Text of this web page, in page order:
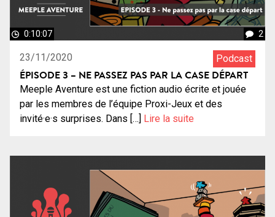
0:10:07 2
23/11/2020 Podcast
ÉPISODE 3 – NE PASSEZ PAS PAR LA CASE DÉPART
Meeple Aventure est une fiction audio écrite et jouée
par les membres de l’équipe Proxi-Jeux et des
invité·e·s surprises. Dans […] Lire la suite